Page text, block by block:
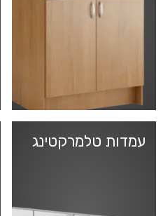
עמדות טלמרקטינג